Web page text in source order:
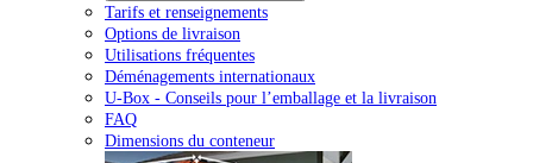
Tarifs et renseignements
Options de livraison
Utilisations fréquentes
Déménagements internationaux
U-Box - Conseils pour l’emballage et la livraison
FAQ
Dimensions du conteneur